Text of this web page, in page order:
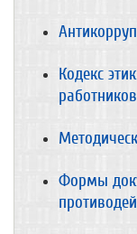
Кодекс
работников
Формы